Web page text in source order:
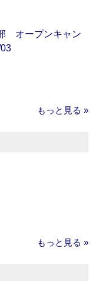
オープンキャン
もっと見る »
もっと見る »